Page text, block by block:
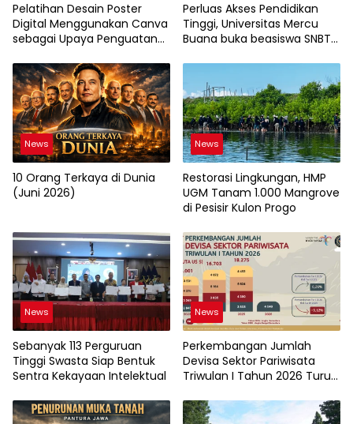
Pelatihan Desain Poster
Digital Menggunakan Canva
sebagai Upaya Penguatan
Kader PKK Kelurahan Bambu
Apus
Perluas Akses Pendidikan
Tinggi, Universitas Mercu
Buana buka beasiswa SNBT
News
10 Orang Terkaya di Dunia
(Juni 2026)
News
Restorasi Lingkungan, HMP
UGM Tanam 1.000 Mangrove
di Pesisir Kulon Progo
News
Sebanyak 113 Perguruan
Tinggi Swasta Siap Bentuk
Sentra Kekayaan Intelektual
News
Perkembangan Jumlah
Devisa Sektor Pariwisata
Triwulan I Tahun 2026 Turun